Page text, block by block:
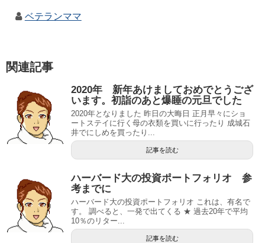
ベテランママ
関連記事
2020年 新年あけましておめでとうござ
います。初詣のあと爆睡の元旦でした
2020年となりました 昨日の大晦日 正月早々にショ
ートステイに行く母の衣類を買いに行ったり 成城石
井でにしめを買ったり...
記事を読む
ハーバード大の投資ポートフォリオ 参
考までに
ハーバード大の投資ポートフォリオ これは、有名で
す。 調べると、一発で出てくる ★ 過去20年で平均
10％のリター...
記事を読む